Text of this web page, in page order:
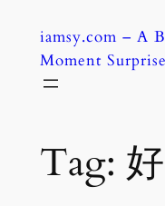
content
iamsy.com – A
Moment
Tag: